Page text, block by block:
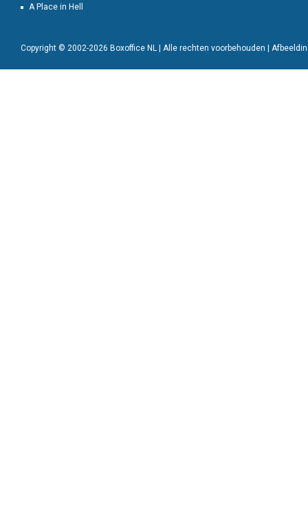
A Place in Hell
Copyright © 2002-2026 Boxoffice NL | Alle rechten voorbehouden |